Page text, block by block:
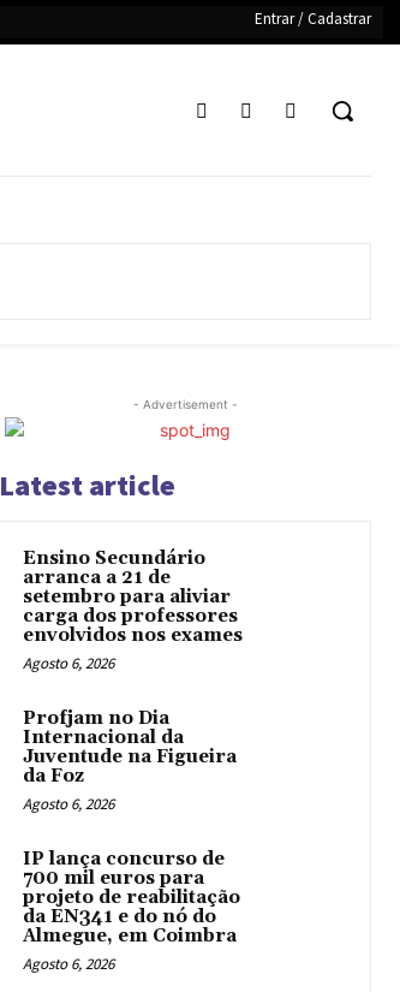
Entrar / Cadastrar
- Advertisement -
Latest article
Ensino Secundário
arranca a 21 de
setembro para aliviar
carga dos professores
envolvidos nos exames
Agosto 6, 2026
Profjam no Dia
Internacional da
Juventude na Figueira
da Foz
Agosto 6, 2026
IP lança concurso de
700 mil euros para
projeto de reabilitação
da EN341 e do nó do
Almegue, em Coimbra
Agosto 6, 2026